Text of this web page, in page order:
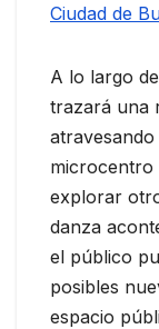
Ciudad de
A lo largo
trazará una
microcentro
explorar
danza
el público
posibles
espacio